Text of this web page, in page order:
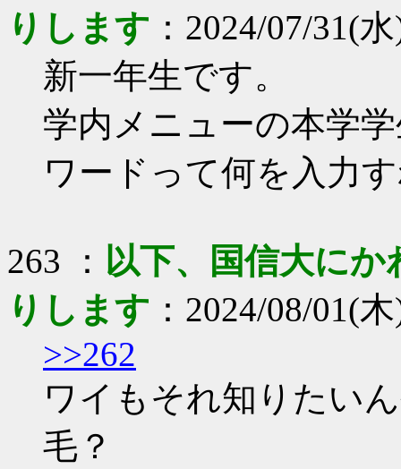
りします ：2024/07/31(
新一年生です。
学内メニューの本学
ワードって何を入力
263 ： 以下、国信大に
りします ：2024/08/01(
>>262
ワイもそれ知りたい
毛？